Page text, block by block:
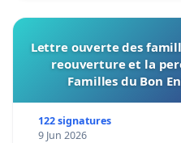
Lettre ouverte des
reouverture et la
Familles du Bon
122 signatures
9 Jun 2026